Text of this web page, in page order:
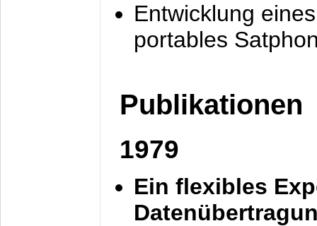
Entwicklung
portables
Publikationen
1979
Ein flexibles